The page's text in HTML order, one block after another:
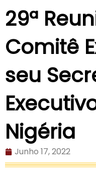
29ª
Comitê
seu
Nigéria
Junho 17, 2022